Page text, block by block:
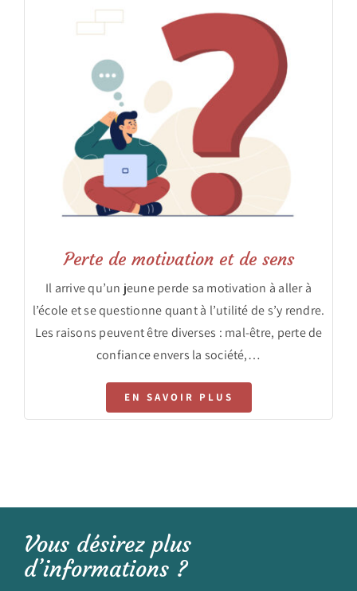
Perte de motivation et de sens
Il arrive qu’un jeune perde sa motivation à aller à
l’école et se questionne quant à l’utilité de s’y rendre.
Les raisons peuvent être diverses : mal-être, perte de
confiance envers la société,…
EN SAVOIR PLUS
Vous désirez plus
d’informations ?